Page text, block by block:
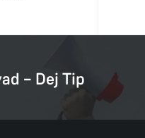
– Dej Tip